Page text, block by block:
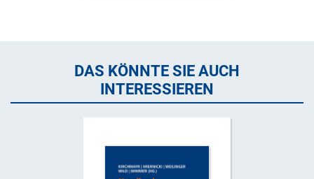
DAS KÖNNTE SIE AUCH
INTERESSIEREN